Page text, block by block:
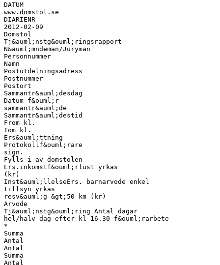
DATUM
www.domstol.se
DIARIENR
2012-02-09
Domstol
Tj&auml;nstg&ouml;ringsrapport
N&auml;mndeman/Juryman
Personnummer
Namn
Postutdelningsadress
Postnummer
Postort
Sammantr&auml;desdag
Datum f&ouml;r
sammantr&auml;de
Sammantr&auml;destid
From kl.
Tom kl.
Ers&auml;ttning
Protokollf&ouml;rare
sign.
Fylls i av domstolen
Ers.inkomstf&ouml;rlust yrkas
(kr)
Inst&auml;llelseErs. barnarvode enkel
tillsyn yrkas
resv&auml;g &gt;50 km (kr)
Arvode
Tj&auml;nstg&ouml;ring Antal dagar
hel/halv dag efter kl 16.30 f&ouml;rarbete
*
Summa
Antal
Antal
Summa
Antal